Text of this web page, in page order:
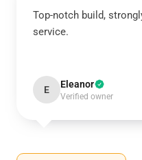
Top-notch build,
service.
E Eleanor
Verified owner